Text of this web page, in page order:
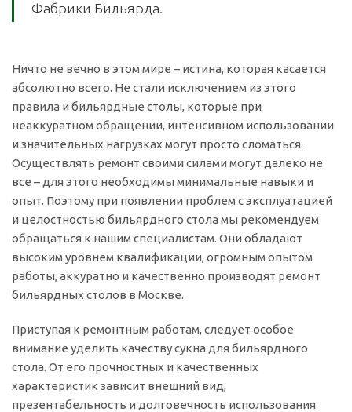
Фабрики Бильярда.
Ничто не вечно в этом мире – истина, которая касается
абсолютно всего. Не стали исключением из этого
правила и бильярдные столы, которые при
неаккуратном обращении, интенсивном использовании
и значительных нагрузках могут просто сломаться.
Осуществлять ремонт своими силами могут далеко не
все – для этого необходимы минимальные навыки и
опыт. Поэтому при появлении проблем с эксплуатацией
и целостностью бильярдного стола мы рекомендуем
обращаться к нашим специалистам. Они обладают
высоким уровнем квалификации, огромным опытом
работы, аккуратно и качественно производят ремонт
бильярдных столов в Москве.
Приступая к ремонтным работам, следует особое
внимание уделить качеству сукна для бильярдного
стола. От его прочностных и качественных
характеристик зависит внешний вид,
презентабельность и долговечность использования